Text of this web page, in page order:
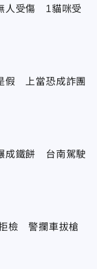
人受傷 1貓咪受
假 上當恐成詐團
成鐵餅 台南駕駛
檢 警攔車拔槍